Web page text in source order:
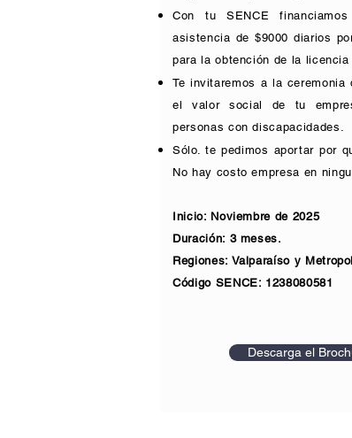
Con tu SENCE
asistencia de $9000 diarios
para la obtención de la licencia
Te invitaremos a la ceremonia
el valor social de tu
personas con discapacidades.
​Sólo. te pedimos aportar por
No hay costo empresa en
Inicio: Noviembre de 2025
Duración: 3 meses.
Regiones: Valparaíso y
​Código SENCE: 1238080581
Descarga el